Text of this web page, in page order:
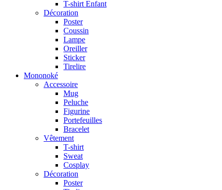
T-shirt Enfant
Décoration
Poster
Coussin
Lampe
Oreiller
Sticker
Tirelire
Mononoké
Accessoire
Mug
Peluche
Figurine
Portefeuilles
Bracelet
Vêtement
T-shirt
Sweat
Cosplay
Décoration
Poster